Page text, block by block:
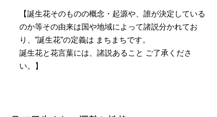
【誕生花そのものの概念・起源や、誰が決定している
のか等その由来は国や地域によって諸説分かれてお
り、”誕生花”の定義は まちまちです。
誕生花と花言葉には、諸説あること ご了承くださ
い。】